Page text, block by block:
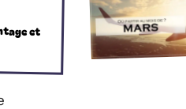
et